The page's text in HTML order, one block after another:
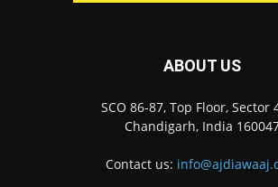
ABOUT US
SCO 86-87, Top Floor, Sector
Chandigarh, India
Contact us: